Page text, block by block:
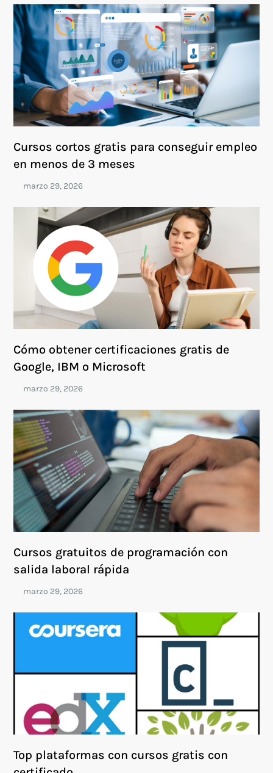
Cursos cortos gratis para conseguir empleo
en menos de 3 meses
Cómo obtener certificaciones gratis de
Google, IBM o Microsoft
Cursos gratuitos de programación con
salida laboral rápida
Top plataformas con cursos gratis con